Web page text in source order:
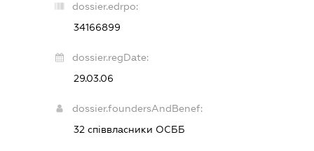
dossier.edrpo:
34166899
dossier.regDate:
29.03.06
dossier.foundersAndBenef:
32 співвласники ОСББ